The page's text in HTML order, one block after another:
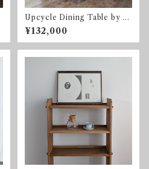
Upcycle Dining Table by so
nota ナラ オーク ダイニ
ングテーブル 1285 x 950 m
m
¥132,000